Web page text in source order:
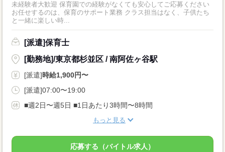
未経験者大歓迎 保育園での経験がなくても安心してご応募ください
お任せするのは、保育のサポート業務 クラス担当はなく、子供たち
と一緒に楽しい時...
[派遣]保育士
[勤務地]/東京都杉並区 / 南阿佐ヶ谷駅
[派遣]時給1,900円〜
[派遣]07:00〜19:00
■週2日〜週5日 ■1日あたり3時間〜8時間
もっと見る
応募する（バイトル求人）